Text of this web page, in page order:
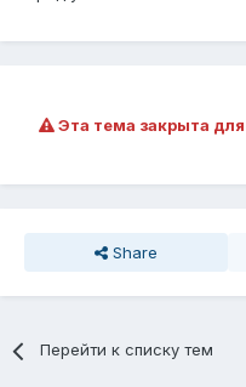
Эта тема закрыта
Share
Перейти к списку тем